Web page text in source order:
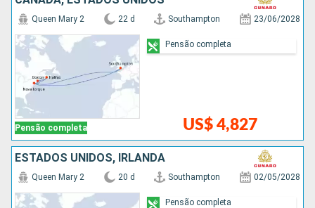
Pensão completa
Queen Mary 2 22 d Southampton 23/06/2028
US$ 4,827
Pensão completa
ESTADOS UNIDOS, IRLANDA
Queen Mary 2 20 d Southampton 02/05/2028
Pensão completa